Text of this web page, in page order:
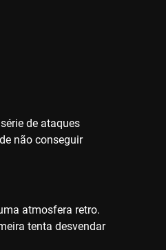
de ataques
não conseguir
atmosfera retro.
tenta desvendar